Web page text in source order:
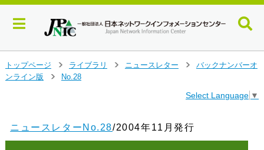
イ
トップページ
>
ライブラリ
ニュースレター
バックナンバーオ
ンライン版
No.28
Select Language ▼
ニュースレターNo.28/2004年11月発行